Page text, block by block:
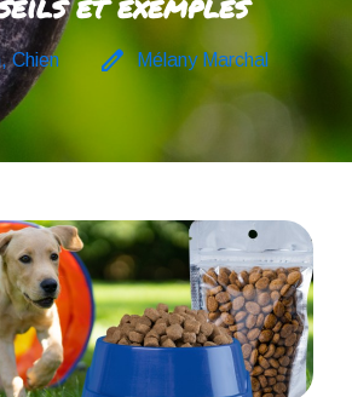
Chien edit Mélany Marchal